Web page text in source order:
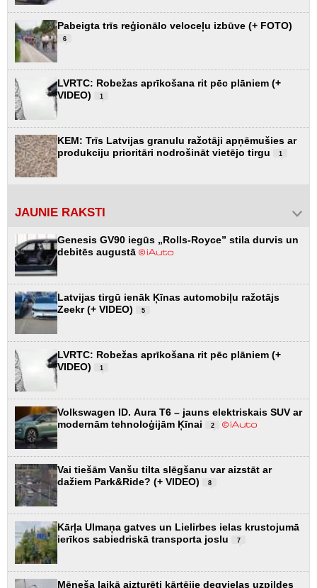
Pabeigta trīs reģionālo veloceļu izbūve (+ FOTO)
6
LVRTC: Robežas aprīkošana rit pēc plāniem (+
VIDEO)
1
KEM: Trīs Latvijas granulu ražotāji apņēmušies ar
produkciju prioritāri nodrošināt vietējo tirgu
1
JAUNIE RAKSTI
Genesis GV90 iegūs „Rolls-Royce” stila durvis un
debitēs augustā
Latvijas tirgū ienāk Ķīnas automobiļu ražotājs
Zeekr (+ VIDEO)
5
LVRTC: Robežas aprīkošana rit pēc plāniem (+
VIDEO)
1
Volkswagen ID. Aura T6 – jauns elektriskais SUV ar
modernām tehnoloģijām Ķīnai
2
Vai tiešām Vanšu tilta slēgšanu var aizstāt ar
dažiem Park&Ride? (+ VIDEO)
8
Kārļa Ulmaņa gatves un Lielirbes ielas krustojumā
ierīkos sabiedriskā transporta joslu
7
Mēneša laikā aizturēti kārtējie degvielas uzpildes